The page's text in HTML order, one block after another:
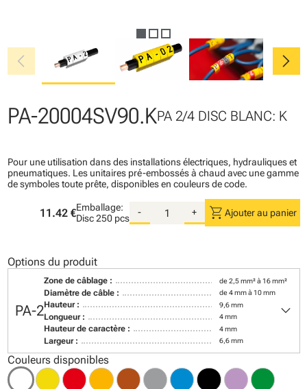
chevron_left chevron_right
PA-20004SV90.KPA 2/4 DISC BLANC: K
Pour une utilisation dans des installations électriques, hydrauliques et
pneumatiques. Les unitaires pré-embossés à chaud avec une gamme
de symboles toute prête, disponibles en couleurs de code.
11.42 €Emballage:
Disc250 pcs
- + shopping_cart Ajouter au panier
Options du produit
PA-2
Zone de câblage : de 2,5 mm² à 16 mm²
Diamètre de câble : de 4 mm à 10 mm
Hauteur : 9,6 mm
Longueur : 4 mm
Hauteur de caractère : 4 mm
Largeur : 6,6 mm
keyboard_arrow_down
Couleurs disponibles